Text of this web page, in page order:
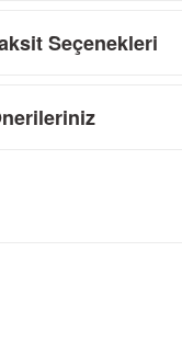
Seçenekleri